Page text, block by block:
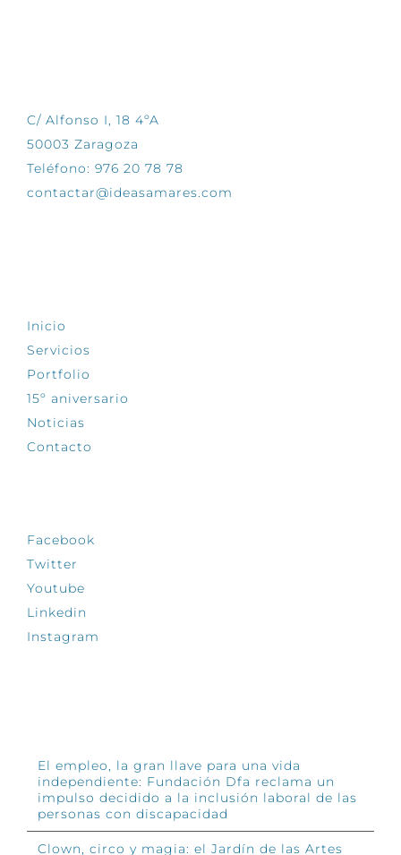
C/ Alfonso I, 18 4ºA
50003 Zaragoza
Teléfono: 976 20 78 78
contactar@ideasamares.com
Inicio
Servicios
Portfolio
15º aniversario
Noticias
Contacto
Facebook
Twitter
Youtube
Linkedin
Instagram
El empleo, la gran llave para una vida
independiente: Fundación Dfa reclama un
impulso decidido a la inclusión laboral de las
personas con discapacidad
Clown, circo y magia: el Jardín de las Artes